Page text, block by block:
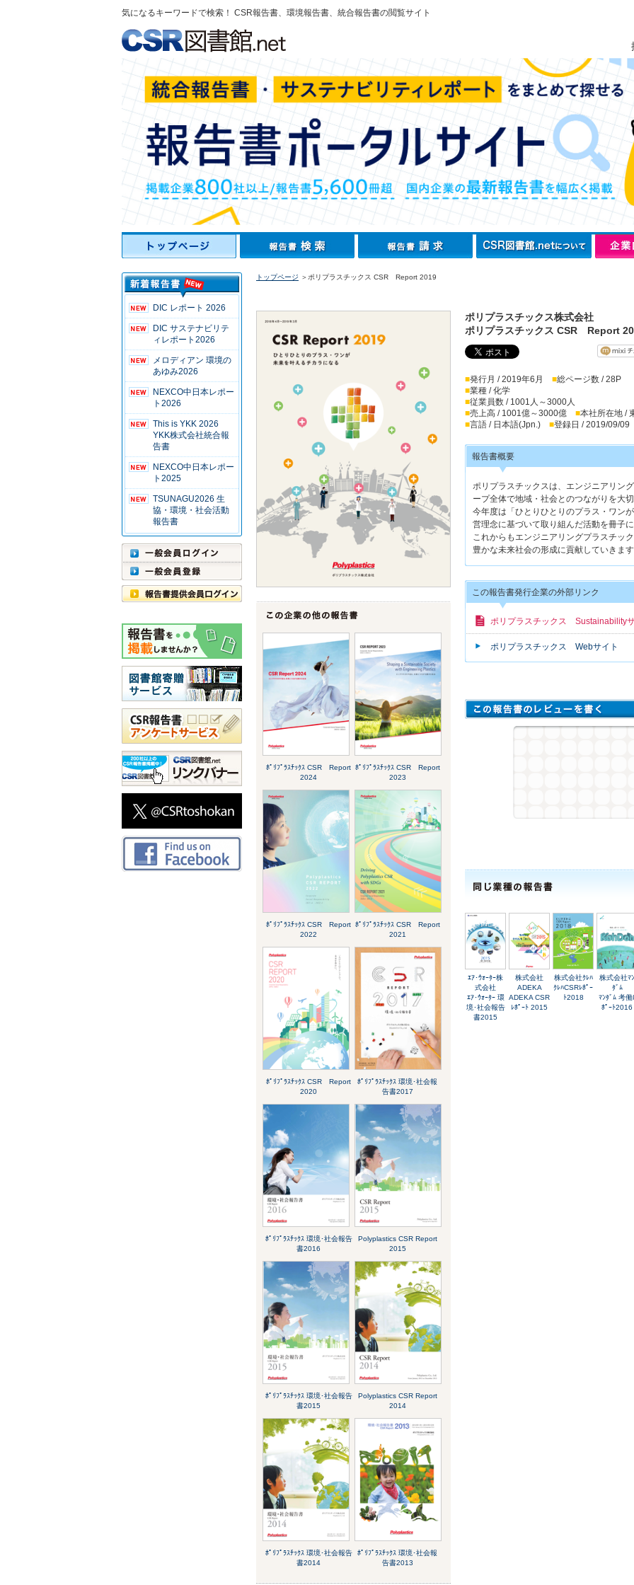
気になるキーワードで検索！ CSR報告書、環境報告書、統合報告書の閲覧サイト
DIC レポート 2026
DIC サステナビリテ
ィレポート2026
メロディアン 環境の
あゆみ2026
NEXCO中日本レポー
ト2026
This is YKK 2026
YKK株式会社統合報
告書
NEXCO中日本レポー
ト2025
TSUNAGU2026 生
協・環境・社会活動
報告書
トップページ ＞ポリプラスチックス CSR Report 2019
ﾎﾟﾘﾌﾟﾗｽﾁｯｸｽ CSR Report
2024
ﾎﾟﾘﾌﾟﾗｽﾁｯｸｽ CSR Report
2023
ﾎﾟﾘﾌﾟﾗｽﾁｯｸｽ CSR Report
2022
ﾎﾟﾘﾌﾟﾗｽﾁｯｸｽ CSR Report
2021
ﾎﾟﾘﾌﾟﾗｽﾁｯｸｽ CSR Report
2020
ﾎﾟﾘﾌﾟﾗｽﾁｯｸｽ 環境･社会報
告書2017
ﾎﾟﾘﾌﾟﾗｽﾁｯｸｽ 環境･社会報告
書2016
Polyplastics CSR Report
2015
ﾎﾟﾘﾌﾟﾗｽﾁｯｸｽ 環境･社会報告
書2015
Polyplastics CSR Report
2014
ﾎﾟﾘﾌﾟﾗｽﾁｯｸｽ 環境･社会報告
書2014
ﾎﾟﾘﾌﾟﾗｽﾁｯｸｽ 環境･社会報
告書2013
ポリプラスチックス株式会社
ポリプラスチックス CSR Report
■発行月 / 2019年6月 ■総ページ数 / 28P
■業種 / 化学
■従業員数 / 1001人～3000人
■売上高 / 1001億～3000億 ■本社所在地 /
■言語 / 日本語(Jpn.) ■登録日 / 2019/09/09
報告書概要
ポリプラスチックスは、エンジニアリン
ープ全体で地域・社会とのつながりを大
今年度は「ひとりひとりのプラス・ワン
営理念に基づいて取り組んだ活動を冊子
これからもエンジニアリングプラスチッ
豊かな未来社会の形成に貢献していきま
この報告書発行企業の外部リンク
ポリプラスチックス Sustainability
ポリプラスチックス Webサイト
ｴｱ･ｳｫｰﾀｰ株
式会社
ｴｱ･ｳｫｰﾀｰ 環
境･社会報告
書2015
株式会社
ADEKA
ADEKA CSR
ﾚﾎﾟｰﾄ 2015
株式会社ｸﾚﾊ
ｸﾚﾊCSRﾚﾎﾟｰ
ﾄ2018
株式会社ﾏﾝ
ﾀﾞﾑ
ﾏﾝﾀﾞﾑ 考働
ﾎﾟｰﾄ2016